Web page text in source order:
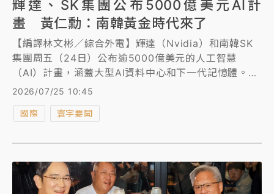
輝達、SK集團公布5000億美元AI計
畫 黃仁勳：南韓黃金時代來了
【編譯林文彬／綜合外電】輝達（Nvidia）和南韓SK
集團周五（24日）公布逾5000億美元的人工智慧
（AI）計畫，涵蓋大型AI資料中心和下一代記憶體。輝
達執行長黃仁勳表示，南韓黃金時代已來臨。
2026/07/25 10:45
國際 寰宇要聞